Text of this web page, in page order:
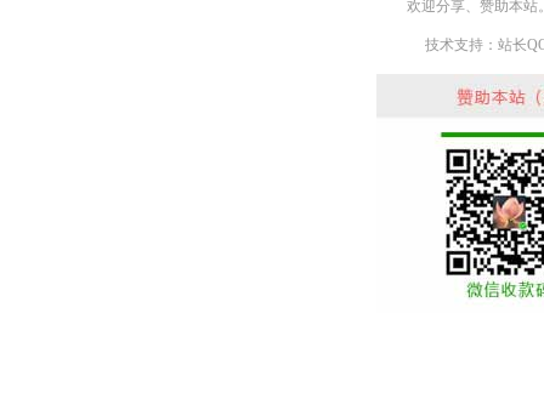
欢迎分享、赞助本站
技术支持：站长